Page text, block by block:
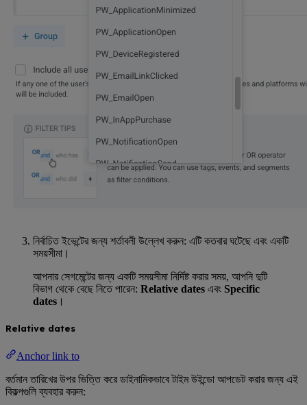
নির্বাচিত ইভেন্টের জন্য শর্তাবলী উল্লেখ করুন: এটি কতবার ঘটেছে এবং একটি
সময়সীমা।
আপনার সেগমেন্টের জন্য একটি সময়সীমা নির্দিষ্ট করার সময়, আপনি দুটি
বিভাগ থেকে বেছে নিতে পারেন: Relative dates এবং Specific
dates ।
Relative dates
Anchor link to
বর্তমান তারিখের উপর ভিত্তি করে ডাইনামিকভাবে টাইম উইন্ডো আপডেট করার জন্য এই
বিকল্পগুলি ব্যবহার করুন: